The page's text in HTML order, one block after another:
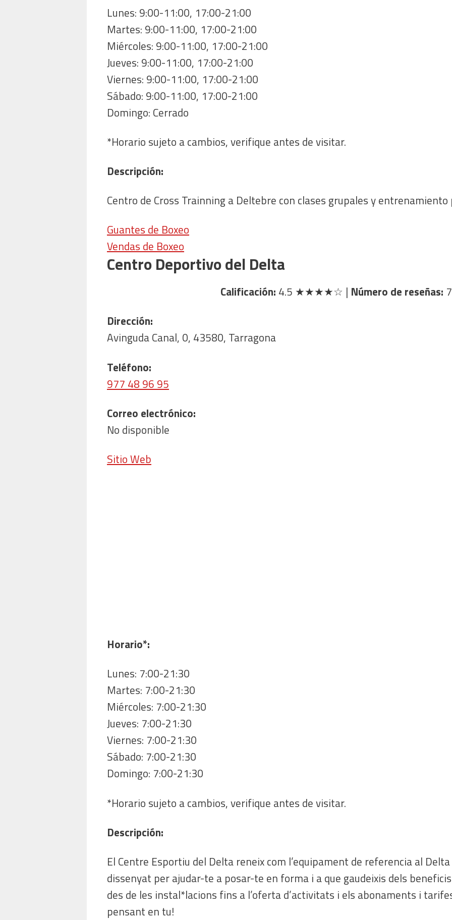
Lunes: 9:00-11:00, 17:00-21:00
Martes: 9:00-11:00, 17:00-21:00
Miércoles: 9:00-11:00, 17:00-21:00
Jueves: 9:00-11:00, 17:00-21:00
Viernes: 9:00-11:00, 17:00-21:00
Sábado: 9:00-11:00, 17:00-21:00
Domingo: Cerrado
*Horario sujeto a cambios, verifique antes de visitar.
Descripción:
Centro de Cross Trainning a Deltebre con clases grupales y
Guantes de Boxeo
Vendas de Boxeo
Centro Deportivo del Delta
Calificación: 4.5 ★★★★☆ | Número de reseñas:
Dirección:
Avinguda Canal, 0, 43580, Tarragona
Teléfono:
977 48 96 95
Correo electrónico:
No disponible
Sitio Web
Horario*:
Lunes: 7:00-21:30
Martes: 7:00-21:30
Miércoles: 7:00-21:30
Jueves: 7:00-21:30
Viernes: 7:00-21:30
Sábado: 7:00-21:30
Domingo: 7:00-21:30
*Horario sujeto a cambios, verifique antes de visitar.
Descripción:
El Centre Esportiu del Delta reneix com l’equipament de referencia al
dissenyat per ajudar-te a posar-te en forma i a que gaudeixis dels
des de les instal*lacions fins a l’oferta d’activitats i els abonaments i
pensant en tu!